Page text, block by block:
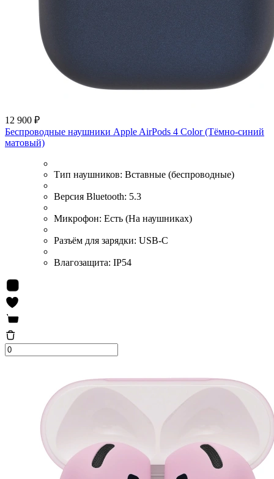
12 900 ₽
Беспроводные наушники Apple AirPods 4 Color (Тёмно-синий
матовый)
Тип наушников: Вставные (беспроводные)
Версия Bluetooth: 5.3
Микрофон: Есть (На наушниках)
Разъём для зарядки: USB-C
Влагозащита: IP54